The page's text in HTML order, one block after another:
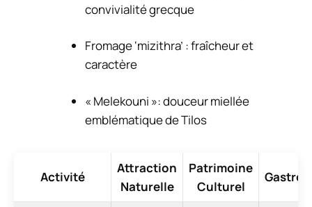
convivialité grecque
Fromage ‘mizithra’ : fraîcheur et
caractère
« Melekouni »: douceur miellée
emblématique de Tilos
Activité
Attraction
Naturelle
Patrimoine
Culturel